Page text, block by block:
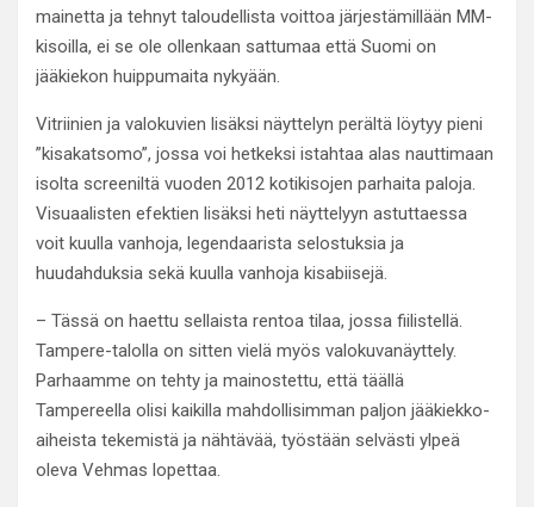
mainetta ja tehnyt taloudellista voittoa järjestämillään MM-
kisoilla, ei se ole ollenkaan sattumaa että Suomi on
jääkiekon huippumaita nykyään.
Vitriinien ja valokuvien lisäksi näyttelyn perältä löytyy pieni
”kisakatsomo”, jossa voi hetkeksi istahtaa alas nauttimaan
isolta screeniltä vuoden 2012 kotikisojen parhaita paloja.
Visuaalisten efektien lisäksi heti näyttelyyn astuttaessa
voit kuulla vanhoja, legendaarista selostuksia ja
huudahduksia sekä kuulla vanhoja kisabiisejä.
– Tässä on haettu sellaista rentoa tilaa, jossa fiilistellä.
Tampere-talolla on sitten vielä myös valokuvanäyttely.
Parhaamme on tehty ja mainostettu, että täällä
Tampereella olisi kaikilla mahdollisimman paljon jääkiekko-
aiheista tekemistä ja nähtävää, työstään selvästi ylpeä
oleva Vehmas lopettaa.